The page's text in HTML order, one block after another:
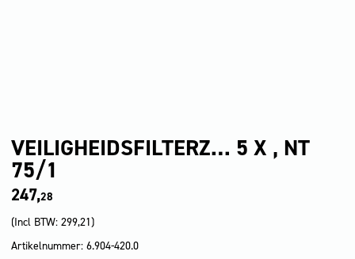
VEILIGHEIDSFILTERZ… 5 X , NT
75/1
247,28
(Incl BTW: 299,21)
Artikelnummer: 6.904-420.0